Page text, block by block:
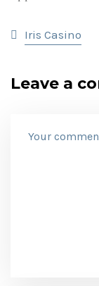
Iris Casino
Leave a